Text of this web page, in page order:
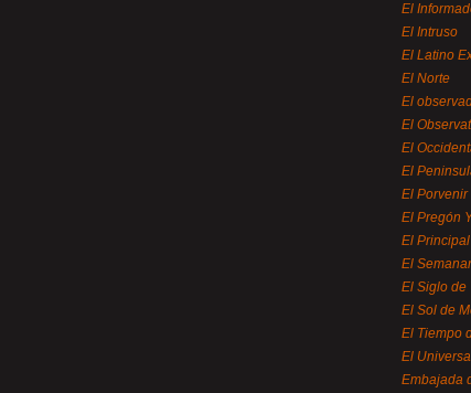
El
El Intruso
El Latino
El Norte
El
El
El
El
El Porvenir
El Pregón
El Principal
El
El Siglo de
El Sol de
El Tiempo
El
Embajada